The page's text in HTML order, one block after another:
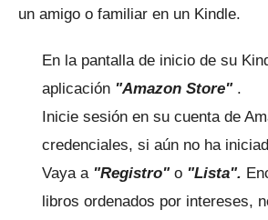
un amigo o familiar en un Kindle.
En la pantalla de inicio de su
aplicación "Amazon Store" .
Inicie sesión en su cuenta de
credenciales, si aún no ha
Vaya a "Registro" o "Lista".
libros ordenados por intereses,